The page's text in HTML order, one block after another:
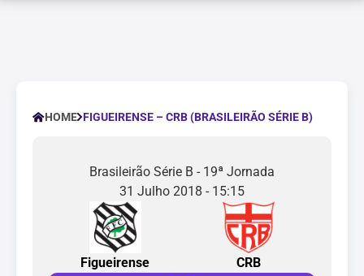
HOME FIGUEIRENSE – CRB (BRASILEIRÃO SÉRIE B)
Brasileirão Série B - 19ª Jornada
31 Julho 2018 - 15:15
Figueirense CRB